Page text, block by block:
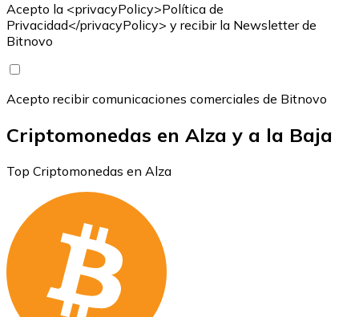
Acepto la <privacyPolicy>Política de
Privacidad</privacyPolicy> y recibir la Newsletter de
Bitnovo
Acepto recibir comunicaciones comerciales de Bitnovo
Criptomonedas en Alza y a la Baja
Top Criptomonedas en Alza